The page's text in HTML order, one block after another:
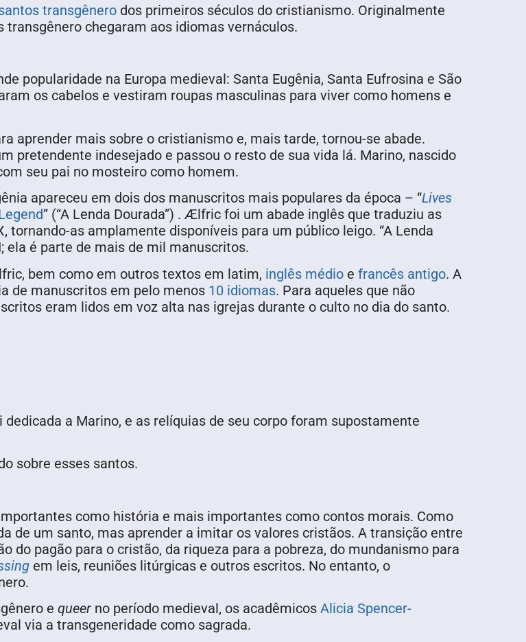
transgênero dos primeiros séculos do cristianismo. Originalmente
chegaram aos idiomas vernáculos.
popularidade na Europa medieval: Santa Eugênia, Santa Eufrosina e São
os cabelos e vestiram roupas masculinas para viver como homens e
aprender mais sobre o cristianismo e, mais tarde, tornou-se abade.
pretendente indesejado e passou o resto de sua vida lá. Marino, nascido
seu pai no mosteiro como homem.
apareceu em dois dos manuscritos mais populares da época – “Lives
” (“A Lenda Dourada”) . Ælfric foi um abade inglês que traduziu as
as amplamente disponíveis para um público leigo. “A Lenda
ela é parte de mais de mil manuscritos.
bem como em outros textos em latim, inglês médio e francês antigo. A
de manuscritos em pelo menos 10 idiomas. Para aqueles que não
eram lidos em voz alta nas igrejas durante o culto no dia do santo.
a Marino, e as relíquias de seu corpo foram supostamente
sobre esses santos.
como história e mais importantes como contos morais. Como
de um santo, mas aprender a imitar os valores cristãos. A transição entre
pagão para o cristão, da riqueza para a pobreza, do mundanismo para
em leis, reuniões litúrgicas e outros escritos. No entanto, o
e queer no período medieval, os acadêmicos Alicia Spencer-
via a transgeneridade como sagrada.